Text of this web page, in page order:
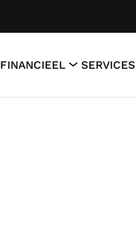
FINANCIEEL SERVICES